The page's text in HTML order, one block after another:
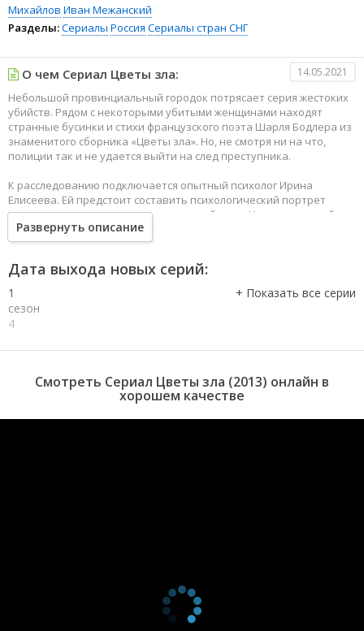
Михайлов Иван Межанский
Разделы:Сериалы Россия Сериалы стран СНГ
О чем Сериал Цветы зла: 14.05.2021
Небольшой провинциальный городок потрясает серия жестоких
убийств. Рядом с некоторыми убитыми женщинами находят
странные бусинки и стихи французского поэта Шарля Бодлера из
знаменитого сборника «Цветы зла». Но, не смотря ни на что,
полиции так и не удается выйти на след преступника.
К расследованию подключается опытный психолог Ирина
Елисеева. Ей предстоит составить психологический портрет
преступника и разгадать его зловещий план. Но удастся ли ей
остановить лавину убийств?
Развернуть описание
Дата выхода новых серий:
1
сезон
4
1
1
Смотреть Сериал Цветы зла (2013) онлайн в
хорошем качестве